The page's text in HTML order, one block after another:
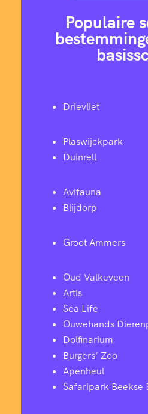
Populaire
Drievliet
Plaswijckpark
Duinrell
Avifauna
Blijdorp
Groot Ammers
Oud Valkeveen
Artis
Sea Life
Ouwehands
Dolfinarium
Burgers’ Zoo
Apenheul
Safaripark Beekse